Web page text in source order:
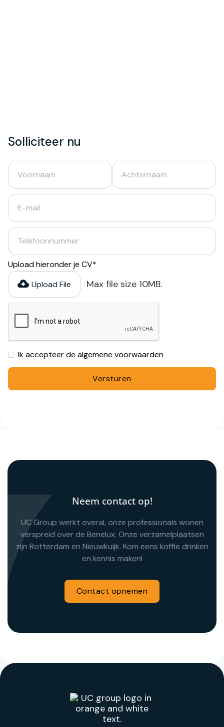
Solliciteer nu
Upload hieronder je CV*
Upload File
Max file size 10MB.
Ik accepteer de algemene voorwaarden
Neem contact op!
UC Group werkt overal, onze professionals wonen
verspreid over de Benelux. Onze verzamelplaatsen
zijn Rotterdam en Nieuwkuijk. Kom eens koffie drinken
en kennis maken!
Contact opnemen